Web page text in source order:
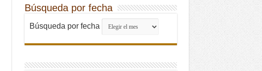
Búsqueda por fecha
Búsqueda por fecha